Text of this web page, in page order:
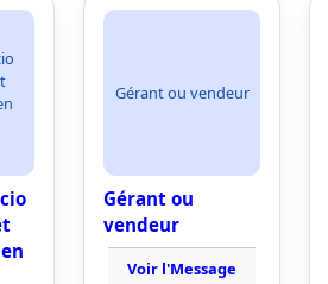
Gérant ou vendeur
Gérant ou
vendeur
Voir l'Message